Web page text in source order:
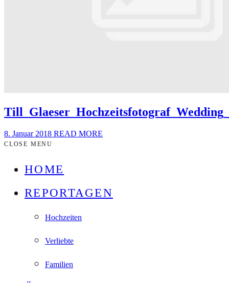
8. Januar 2018 READ MORE
CLOSE MENU
HOME
REPORTAGEN
Hochzeiten
Verliebte
Familien